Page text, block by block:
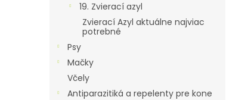
19. Zvierací azyl
Zvierací Azyl aktuálne najviac
potrebné
Psy
Mačky
Včely
Antiparazitiká a repelenty pre kone